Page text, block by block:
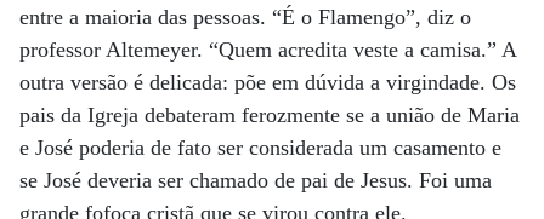
entre a maioria das pessoas. “É o Flamengo”, diz o
professor Altemeyer. “Quem acredita veste a camisa.” A
outra versão é delicada: põe em dúvida a virgindade. Os
pais da Igreja debateram ferozmente se a união de Maria
e José poderia de fato ser considerada um casamento e
se José deveria ser chamado de pai de Jesus. Foi uma
grande fofoca cristã que se virou contra ele.